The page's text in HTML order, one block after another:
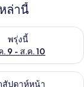
ล่านี้
. 9
พรุ่งนี้
. 9 - ส.ค. 10
นวนห้องพักว่างใน
- ส.ค. 16
สัปดาห์หน้า
นวนห้องพักว่างใน